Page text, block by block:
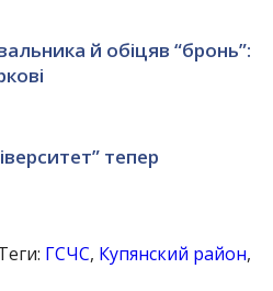
й обіцяв “бронь”:
тепер
ГСЧС, Купянский район,